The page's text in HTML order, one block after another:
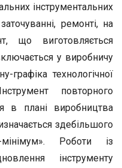
інструментальних
ремонті, на
що виготовляється
у виробничу
графіка технологічної
повторного
в плані виробництва
здебільшого
Роботи із
інструменту